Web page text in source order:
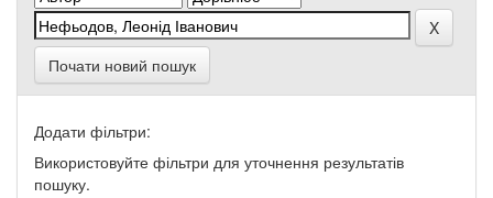
Почати новий пошук
Додати фільтри:
Використовуйте фільтри для уточнення результатів
пошуку.